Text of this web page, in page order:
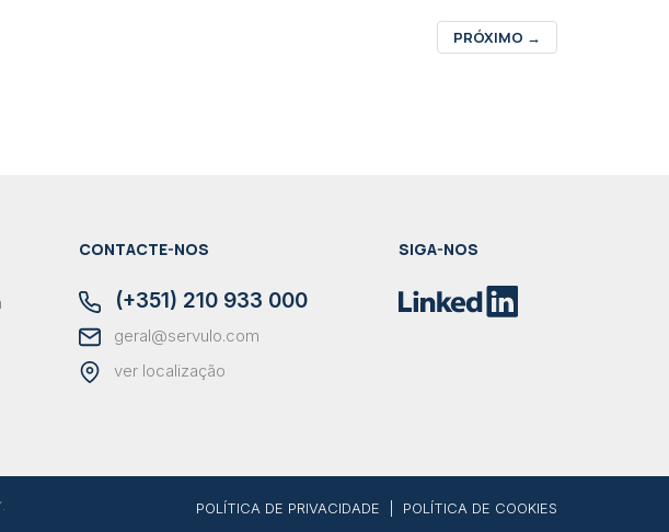
PRÓXIMO →
CONTACTE-NOS
(+351) 210 933 000
geral@servulo.com
ver localização
SIGA-NOS
. POLÍTICA DE PRIVACIDADE POLÍTICA DE COOKIES